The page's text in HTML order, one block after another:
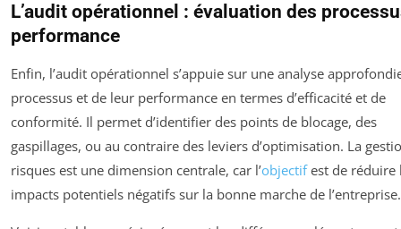
L’audit opérationnel : évaluation des
performance
Enfin, l’audit opérationnel s’appuie sur une analyse
processus et de leur performance en termes d’efficacité et de
conformité. Il permet d’identifier des points de blocage, des
gaspillages, ou au contraire des leviers d’optimisation. La
risques est une dimension centrale, car l’objectifest de réduire
impacts potentiels négatifs sur la bonne marche de l’entreprise.